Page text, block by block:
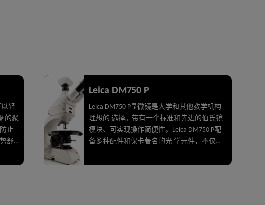
以轻
的聚
止
舒
Leica DM750 P
Leica DM750 P显微镜是大学和其他教学机构
理想的 选择。带有一个标准和先进的伯氏镜
模块、可实现操作简便性。Leica DM750 P配
备多种配件和保卡著名的光 学元件，不仅因
易操作性因而与众不同。